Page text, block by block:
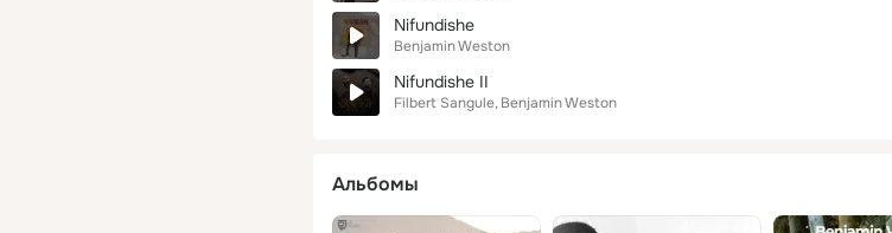
Nifundishe
Benjamin Weston
Nifundishe II
Filbert Sangule Benjamin Weston
Альбомы